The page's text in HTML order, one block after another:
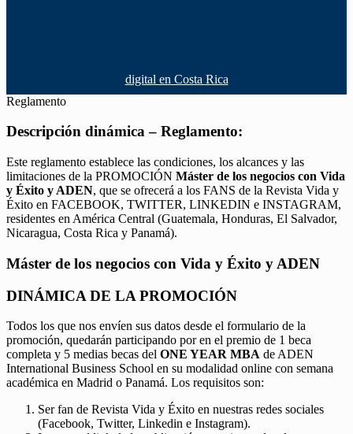
digital en Costa Rica
Reglamento
Descripción dinámica – Reglamento:
Este reglamento establece las condiciones, los alcances y las
limitaciones de la PROMOCIÓN Máster de los negocios con Vida
y Éxito y ADEN, que se ofrecerá a los FANS de la Revista Vida y
Éxito en FACEBOOK, TWITTER, LINKEDIN e INSTAGRAM,
residentes en América Central (Guatemala, Honduras, El Salvador,
Nicaragua, Costa Rica y Panamá).
Máster de los negocios con Vida y Éxito y ADEN
DINÁMICA DE LA PROMOCIÓN
Todos los que nos envíen sus datos desde el formulario de la
promoción, quedarán participando por en el premio de 1 beca
completa y 5 medias becas del ONE YEAR MBA de ADEN
International Business School en su modalidad online con semana
académica en Madrid o Panamá. Los requisitos son:
Ser fan de Revista Vida y Éxito en nuestras redes sociales
(Facebook, Twitter, Linkedin e Instagram).